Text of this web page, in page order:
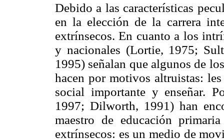
Debido a las características
en la elección de la carrera
extrínsecos. En cuanto a los
y nacionales (Lortie, 1975;
1995) señalan que algunos de
hacen por motivos altruistas:
social importante y enseñar.
1997; Dilworth, 1991) han
maestro de educación
extrínsecos: es un medio de